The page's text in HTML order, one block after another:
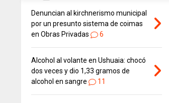
Denuncian al kirchnerismo municipal
por un presunto sistema de coimas
en Obras Privadas
6
Alcohol al volante en Ushuaia: chocó
dos veces y dio 1,33 gramos de
alcohol en sangre
11